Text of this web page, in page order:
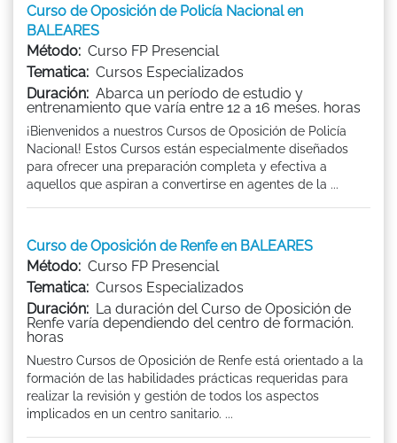
Curso de Oposición de Policía Nacional en
BALEARES
Método: Curso FP Presencial
Tematica: Cursos Especializados
Duración: Abarca un período de estudio y
entrenamiento que varía entre 12 a 16 meses. horas
¡Bienvenidos a nuestros Cursos de Oposición de Policía
Nacional! Estos Cursos están especialmente diseñados
para ofrecer una preparación completa y efectiva a
aquellos que aspiran a convertirse en agentes de la ...
Curso de Oposición de Renfe en BALEARES
Método: Curso FP Presencial
Tematica: Cursos Especializados
Duración: La duración del Curso de Oposición de
Renfe varía dependiendo del centro de formación.
horas
Nuestro Cursos de Oposición de Renfe está orientado a la
formación de las habilidades prácticas requeridas para
realizar la revisión y gestión de todos los aspectos
implicados en un centro sanitario. ...